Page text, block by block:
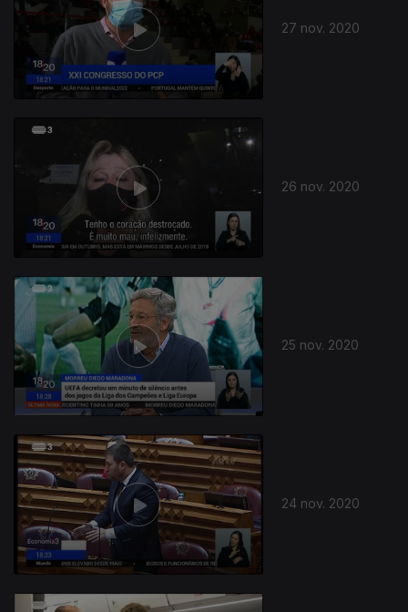
27 nov. 2020
26 nov. 2020
25 nov. 2020
508608
24 nov. 2020